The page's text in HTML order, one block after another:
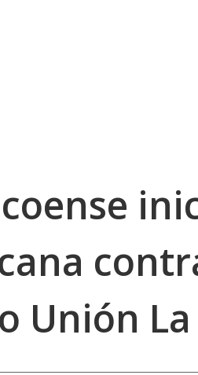
Unión La